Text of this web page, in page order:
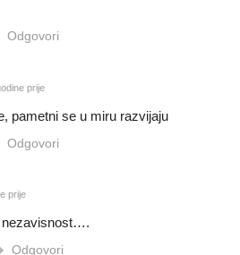
Odgovori
prije
pametni se u miru razvijaju
Odgovori
prije
nezavisnost….
Odgovori